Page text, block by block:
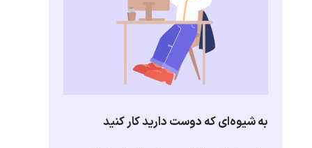
به شیوه‌ای که دوست دارید کار کنید